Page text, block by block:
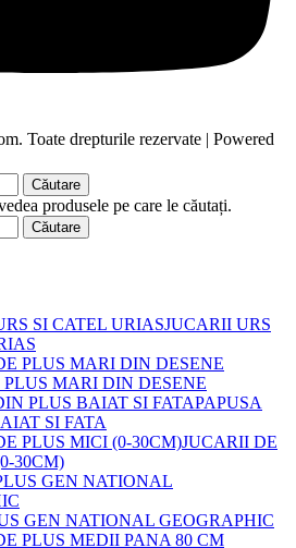
Toate drepturile rezervate | Powered
Căutare
produsele pe care le căutați.
Căutare
JUCARII URS
MARI DIN DESENE
PAPUSA
SI FATA
JUCARII DE
30CM)
GEN NATIONAL GEOGRAPHIC